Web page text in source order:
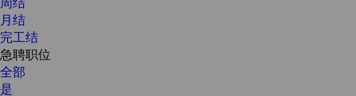
月结
完工结
急聘职位
全部
是